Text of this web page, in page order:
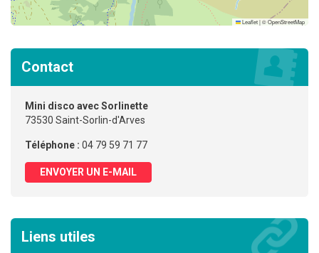
Leaflet|©OpenStreetMap
Contact
Mini disco avec Sorlinette
73530 Saint-Sorlin-d'Arves
Téléphone : 04 79 59 71 77
ENVOYER UN E-MAIL
Liens utiles